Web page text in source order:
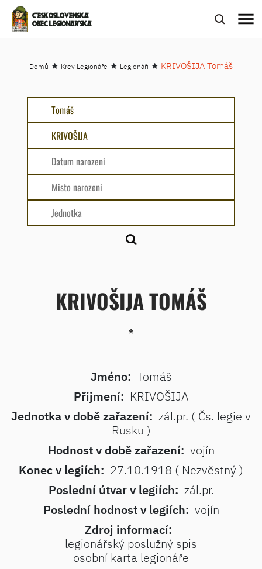
ČESKOSLOVENSKÁ
OBEC LEGIONÁŘSKÁ
menu
Domů ★ Krev Legionáře ★ Legionáři ★ KRIVOŠIJA Tomáš
KRIVOŠIJA TOMÁŠ
*
Jméno: Tomáš
Přijmení: KRIVOŠIJA
Jednotka v době zařazení: zál.pr. ( Čs. legie v
Rusku )
Hodnost v době zařazení: vojín
Konec v legiích: 27.10.1918 ( Nezvěstný )
Poslední útvar v legiích: zál.pr.
Poslední hodnost v legiích: vojín
Zdroj informací:
legionářský poslužný spis
osobní karta legionáře